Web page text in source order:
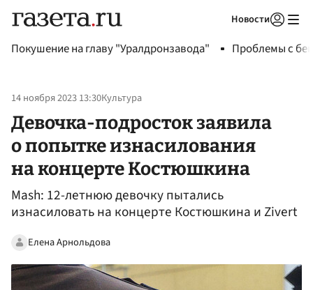
Новости
Покушение на главу "Уралдронзавода" Проблемы с
14 ноября 2023 13:30Культура
Девочка-подросток заявила
о попытке изнасилования
на концерте Костюшкина
Mash: 12-летнюю девочку пытались
изнасиловать на концерте Костюшкина и Zivert
Елена Арнольдова